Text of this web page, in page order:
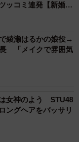
ッコミ連発【新婚さ
綾瀬はるかの娘役→
「メイクで雰囲気
女神のよう STU48
ングヘアをバッサリ